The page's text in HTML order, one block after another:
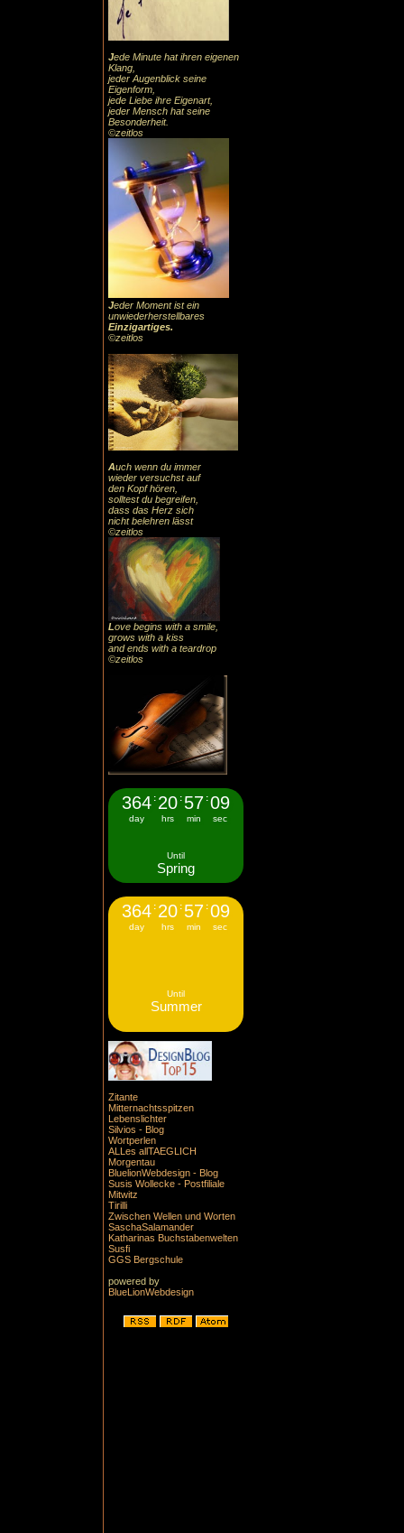
Jede Minute hat ihren eigenen
Klang,
jeder Augenblick seine
Eigenform,
jede Liebe ihre Eigenart,
jeder Mensch hat seine
Besonderheit.
©zeitlos
Jeder Moment ist ein
unwiederherstellbares
Einzigartiges.
©zeitlos
Auch wenn du immer
wieder versuchst auf
den Kopf hören,
solltest du begreifen,
dass das Herz sich
nicht belehren lässt
©zeitlos
Love begins with a smile,
grows with a kiss
and ends with a teardrop
©zeitlos
364
day
: 20
hrs
: 57
min
:08
sec
Until
Spring
364
day
: 20
hrs
: 57
min
:08
sec
Until
Summer
Zitante
Mitternachtsspitzen
Lebenslichter
Silvios - Blog
Wortperlen
ALLes allTAEGLICH
Morgentau
BluelionWebdesign - Blog
Susis Wollecke - Postfiliale
Mitwitz
Tirilli
Zwischen Wellen und Worten
SaschaSalamander
Katharinas Buchstabenwelten
Susfi
GGS Bergschule
powered by
BlueLionWebdesign